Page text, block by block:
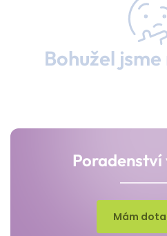
Bohužel
Poradenství
Mám